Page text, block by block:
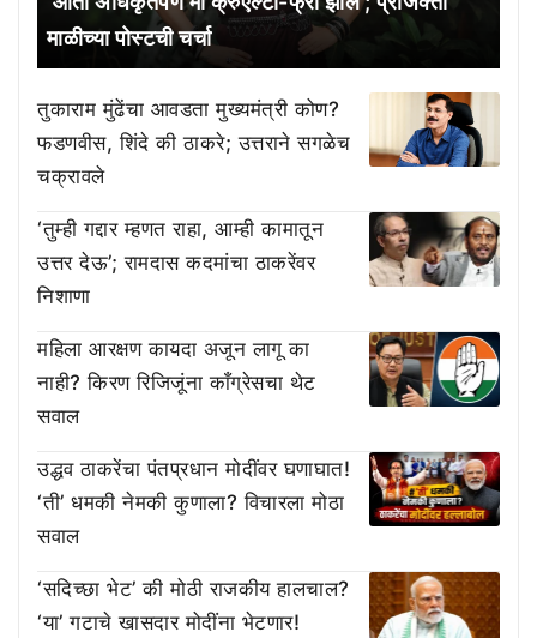
माळीच्या पोस्टची चर्चा
तुकाराम मुंढेंचा आवडता मुख्यमंत्री कोण?
फडणवीस, शिंदे की ठाकरे; उत्तराने सगळेच
चक्रावले
‘तुम्ही गद्दार म्हणत राहा, आम्ही कामातून
उत्तर देऊ’; रामदास कदमांचा ठाकरेंवर
निशाणा
महिला आरक्षण कायदा अजून लागू का
नाही? किरण रिजिजूंना काँग्रेसचा थेट
सवाल
उद्धव ठाकरेंचा पंतप्रधान मोदींवर घणाघात!
‘ती’ धमकी नेमकी कुणाला? विचारला मोठा
सवाल
‘सदिच्छा भेट’ की मोठी राजकीय हालचाल?
‘या’ गटाचे खासदार मोदींना भेटणार!